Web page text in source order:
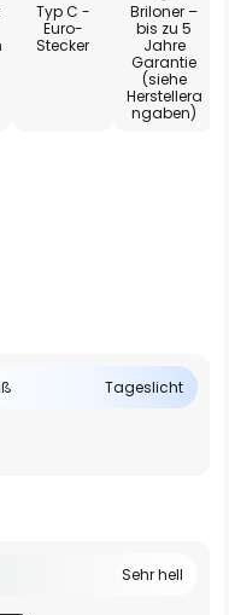
Typ C -
Euro-
Stecker
Briloner –
bis zu 5
Jahre
Garantie
(siehe
Herstellera
ngaben)
Tageslicht
Sehr hell